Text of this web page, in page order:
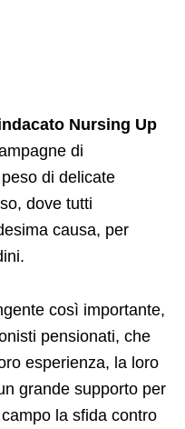
Nursing Up
di
di delicate
dove tutti
causa, per
così importante,
pensionati, che
esperienza, la loro
grande supporto per
la sfida contro